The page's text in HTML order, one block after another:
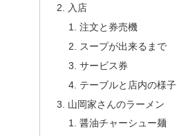
入店
注文と券売機
スープが出来るまで
サービス券
テーブルと店内の様子
山岡家さんのラーメン
醤油チャーシュー麺